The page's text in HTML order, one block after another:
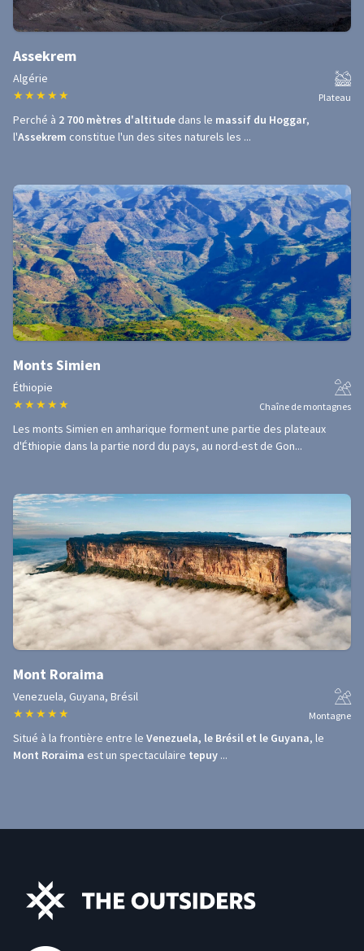
Assekrem
Algérie
★ ★ ★ ★ ★ Plateau
Perché à 2 700 mètres d'altitude dans le massif du Hoggar,
l'Assekrem constitue l'un des sites naturels les ...
Monts Simien
Éthiopie
★ ★ ★ ★ ★ Chaîne de montagnes
Les monts Simien en amharique forment une partie des plateaux
d'Éthiopie dans la partie nord du pays, au nord-est de Gon...
Mont Roraima
Venezuela, Guyana, Brésil
★ ★ ★ ★ ★ Montagne
Situé à la frontière entre le Venezuela, le Brésil et le Guyana, le
Mont Roraima est un spectaculaire tepuy ...